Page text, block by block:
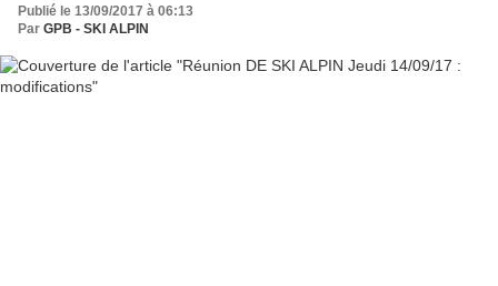
Publié le 13/09/2017 à 06:13
Par GPB - SKI ALPIN